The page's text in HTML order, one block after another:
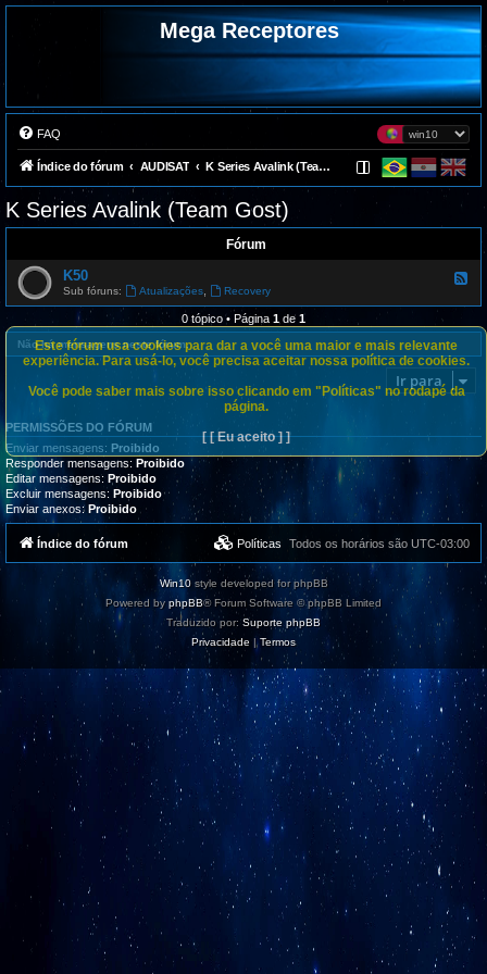
Mega Receptores
FAQ
Índice do fórum AUDISAT K Series Avalink (Team Gost)
K Series Avalink (Team Gost)
Fórum
-
5
K50
Sub fóruns: Atualizações, Recovery
0 tópico • Página 1 de 1
Não há mensagens neste fórum.
Ir para
PERMISSÕES DO FÓRUM
Enviar mensagens: Proibido
Responder mensagens: Proibido
Editar mensagens: Proibido
Excluir mensagens: Proibido
Enviar anexos: Proibido
Este fórum usa cookies para dar a você uma maior e mais relevante
experiência. Para usá-lo, você precisa aceitar nossa política de cookies.
Você pode saber mais sobre isso clicando em "Políticas" no rodapé da
página.
[ [ Eu aceito ] ]
Índice do fórum Todos os horários são UTC-03:00
Políticas
Win10style developed for phpBB
Powered byphpBB® Forum Software © phpBB Limited
Traduzido por: Suporte phpBB
Privacidade |Termos